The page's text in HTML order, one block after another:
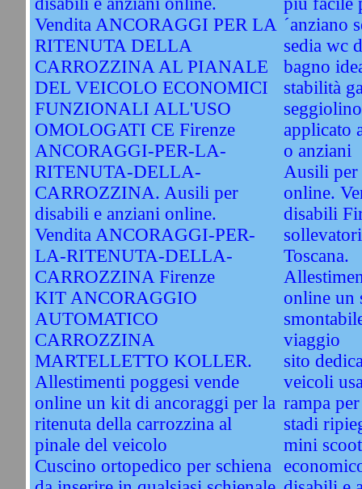
Vendita ANCORAGGI PER LA
RITENUTA DELLA
CARROZZINA AL PIANALE
DEL VEICOLO ECONOMICI
FUNZIONALI ALL'USO
OMOLOGATI CE Firenze
ANCORAGGI-PER-LA-
RITENUTA-DELLA-
CARROZZINA. Ausili per
disabili e anziani online.
Vendita ANCORAGGI-PER-
LA-RITENUTA-DELLA-
CARROZZINA Firenze
KIT ANCORAGGIO
AUTOMATICO
CARROZZINA
MARTELLETTO KOLLER.
Allestimenti poggesi vende
online un kit di ancoraggi per la
ritenuta della carrozzina al
pinale del veicolo
Cuscino ortopedico per schiena
´anziano
sedia wc
bagno
stabilità
applicato
o anziani
Ausili per
online.
disabili
Toscana.
online un
viaggio
sito
veicoli
rampa
stadi
mini